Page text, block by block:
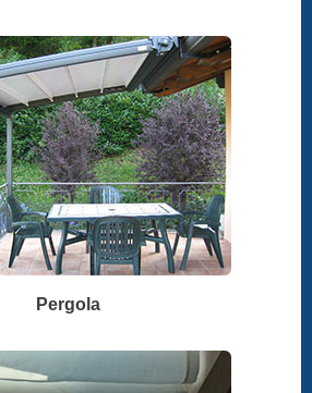
Pergola